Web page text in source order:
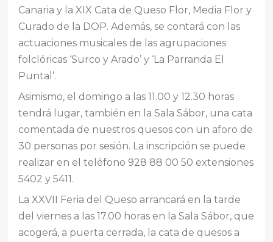
Canaria y la XIX Cata de Queso Flor, Media Flor y
Curado de la DOP. Además, se contará con las
actuaciones musicales de las agrupaciones
folclóricas ‘Surco y Arado’ y ‘La Parranda El
Puntal’.
Asimismo, el domingo a las 11.00 y 12.30 horas
tendrá lugar, también en la Sala Sábor, una cata
comentada de nuestros quesos con un aforo de
30 personas por sesión. La inscripción se puede
realizar en el teléfono 928 88 00 50 extensiones
5402 y 5411.
La XXVII Feria del Queso arrancará en la tarde
del viernes a las 17.00 horas en la Sala Sábor, que
acogerá, a puerta cerrada, la cata de quesos a